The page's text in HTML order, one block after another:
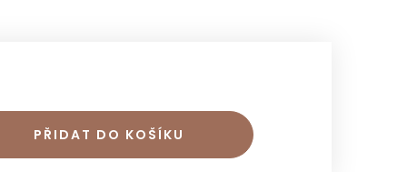
PŘIDAT DO KOŠÍKU